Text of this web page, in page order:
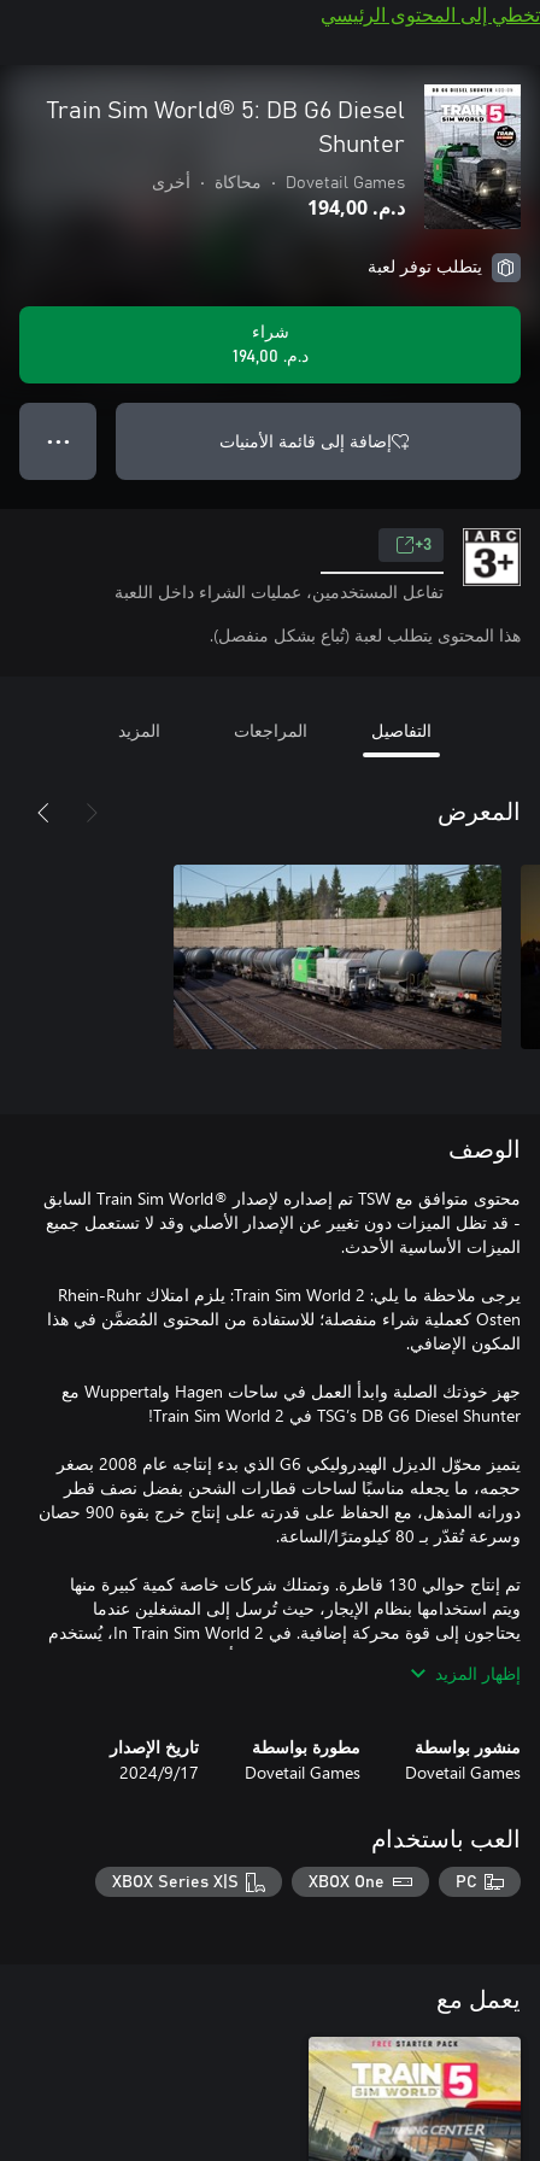
تخطي إلى المحتوى الرئيسي
Train Sim World® 5: DB G6 Diesel
Shunter
Dovetail Games
• محاكاة • أخرى
د.م.‏ 194,00
يتطلب توفر لعبة
شراء
د.م.‏ 194,00
إضافة إلى قائمة الأمنيات ● ● ●
3+
تفاعل المستخدمين، عمليات الشراء داخل اللعبة
هذا المحتوى يتطلب لعبة (تُباع بشكل منفصل).
التفاصيل المراجعات المزيد
المعرض
الوصف
محتوى متوافق مع TSW تم إصداره لإصدار ®Train Sim World السابق
- قد تظل الميزات دون تغيير عن الإصدار الأصلي وقد لا تستعمل جميع
يرجى ملاحظة ما يلي: Train Sim World 2: يلزم امتلاك Rhein-Ruhr
Osten كعملية شراء منفصلة؛ للاستفادة من المحتوى المُضمَّن في هذا
جهز خوذتك الصلبة وابدأ العمل في ساحات Hagen وWuppertal مع
يتميز محوّل الديزل الهيدروليكي G6 الذي بدء إنتاجه عام 2008 بصغر
حجمه، ما يجعله مناسبًا لساحات قطارات الشحن بفضل نصف قطر
دورانه المذهل، مع الحفاظ على قدرته على إنتاج خرج بقوة 900 حصان
تم إنتاج حوالي 130 قاطرة. وتمتلك شركات خاصة كمية كبيرة منها
ويتم استخدامها بنظام الإيجار، حيث تُرسل إلى المشغلين عندما
يحتاجون إلى قوة محركة إضافية. في In Train Sim World 2، يُستخدم
TSG’s G6 Shunter بصفته قاطرة DB يتم تأجيرها مباشرةً من جهة
إظهار المزيد
منشور بواسطة
Dovetail Games
مطورة بواسطة
Dovetail Games
تاريخ الإصدار
17‏/9‏/2024
العب باستخدام
PC
XBOX One
XBOX Series X|S
يعمل مع